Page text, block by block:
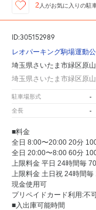
2 人がお気に入りの駐
ID:305152989
レオパーキング駒場運動
埼玉県さいたま市緑区原
埼玉県さいたま市緑区原
駐車場形式 -
全長 -
■料金
全日 8:00〜20:00 20分
全日 20:00〜8:00 60分
上限料金 平日 24時間毎
上限料金 土日祝 24時間毎
現金使用可
プリペイドカード利用:不
■入出庫可能時間